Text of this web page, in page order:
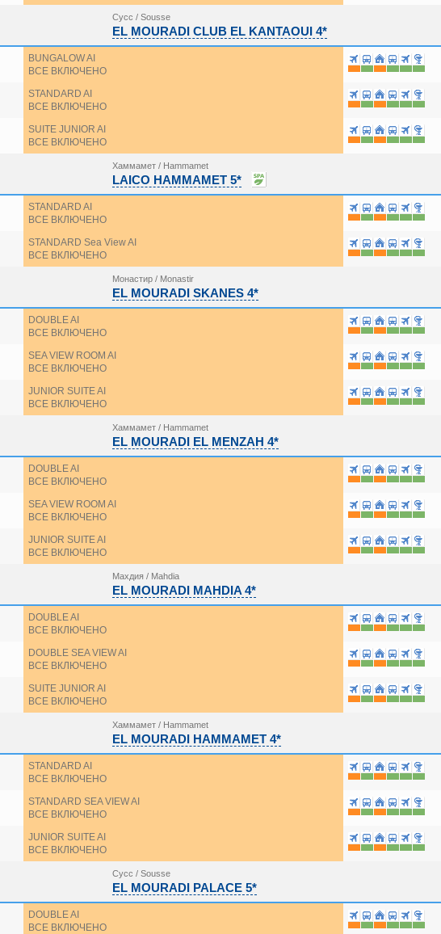
Сусс / Sousse
EL MOURADI CLUB EL KANTAOUI 4*
BUNGALOW AI
ВСЕ ВКЛЮЧЕНО
STANDARD AI
ВСЕ ВКЛЮЧЕНО
SUITE JUNIOR AI
ВСЕ ВКЛЮЧЕНО
Хаммамет / Hammamet
LAICO HAMMAMET 5*
STANDARD AI
ВСЕ ВКЛЮЧЕНО
STANDARD Sea View AI
ВСЕ ВКЛЮЧЕНО
Монастир / Monastir
EL MOURADI SKANES 4*
DOUBLE AI
ВСЕ ВКЛЮЧЕНО
SEA VIEW ROOM AI
ВСЕ ВКЛЮЧЕНО
JUNIOR SUITE AI
ВСЕ ВКЛЮЧЕНО
Хаммамет / Hammamet
EL MOURADI EL MENZAH 4*
DOUBLE AI
ВСЕ ВКЛЮЧЕНО
SEA VIEW ROOM AI
ВСЕ ВКЛЮЧЕНО
JUNIOR SUITE AI
ВСЕ ВКЛЮЧЕНО
Махдия / Mahdia
EL MOURADI MAHDIA 4*
DOUBLE AI
ВСЕ ВКЛЮЧЕНО
DOUBLE SEA VIEW AI
ВСЕ ВКЛЮЧЕНО
SUITE JUNIOR AI
ВСЕ ВКЛЮЧЕНО
Хаммамет / Hammamet
EL MOURADI HAMMAMET 4*
STANDARD AI
ВСЕ ВКЛЮЧЕНО
STANDARD SEA VIEW AI
ВСЕ ВКЛЮЧЕНО
JUNIOR SUITE AI
ВСЕ ВКЛЮЧЕНО
Сусс / Sousse
EL MOURADI PALACE 5*
DOUBLE AI
ВСЕ ВКЛЮЧЕНО